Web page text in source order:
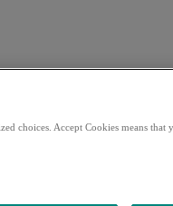
choices. Accept Cookies means that